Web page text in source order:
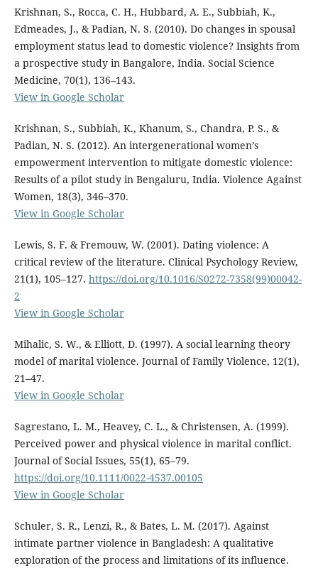
Krishnan, S., Rocca, C. H., Hubbard, A. E., Subbiah, K.,
Edmeades, J., & Padian, N. S. (2010). Do changes in spousal
employment status lead to domestic violence? Insights from
a prospective study in Bangalore, India. Social Science
Medicine, 70(1), 136–143.
View in Google Scholar
Krishnan, S., Subbiah, K., Khanum, S., Chandra, P. S., &
Padian, N. S. (2012). An intergenerational women’s
empowerment intervention to mitigate domestic violence:
Results of a pilot study in Bengaluru, India. Violence Against
Women, 18(3), 346–370.
View in Google Scholar
Lewis, S. F. & Fremouw, W. (2001). Dating violence: A
critical review of the literature. Clinical Psychology Review,
21(1), 105–127. https://doi.org/10.1016/S0272-7358(99)00042-
2
View in Google Scholar
Mihalic, S. W., & Elliott, D. (1997). A social learning theory
model of marital violence. Journal of Family Violence, 12(1),
21–47.
View in Google Scholar
Sagrestano, L. M., Heavey, C. L., & Christensen, A. (1999).
Perceived power and physical violence in marital conflict.
Journal of Social Issues, 55(1), 65–79.
https://doi.org/10.1111/0022-4537.00105
View in Google Scholar
Schuler, S. R., Lenzi, R., & Bates, L. M. (2017). Against
intimate partner violence in Bangladesh: A qualitative
exploration of the process and limitations of its influence.